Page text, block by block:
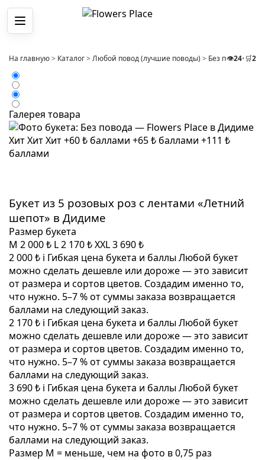
Меню
На главную> Каталог> Любой повод (лучшие поводы) > Без повода>
👁️24•🛒2
Галерея товара
ХитХитХит+60 ₺ баллами +65 ₺ баллами +111 ₺
баллами
Букет из 5 розовых роз с лентами «Летний
шепот» в Дидиме
Размер букета
M 2 000 ₺ L2 170 ₺XXL3 690 ₺
2 000 ₺ i Гибкая цена букета и баллыЛюбой букет
можно сделать дешевле или дороже — это зависит
от размера и сортов цветов. Создадим именно то,
что нужно. 5–7 % от суммы заказа возвращается
баллами на следующий заказ.
2 170 ₺ i Гибкая цена букета и баллыЛюбой букет
можно сделать дешевле или дороже — это зависит
от размера и сортов цветов. Создадим именно то,
что нужно. 5–7 % от суммы заказа возвращается
баллами на следующий заказ.
3 690 ₺ i Гибкая цена букета и баллыЛюбой букет
можно сделать дешевле или дороже — это зависит
от размера и сортов цветов. Создадим именно то,
что нужно. 5–7 % от суммы заказа возвращается
баллами на следующий заказ.
Размер M = меньше, чем на фото в 0,75 раз